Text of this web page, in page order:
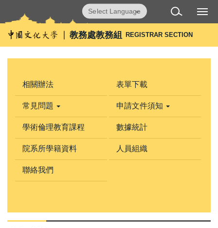
到
主
教務處教務組 REGISTRAR SECTION
Translate
相關辦法 表單下載
常見問題 申請文件須知
學術倫理教育課程 數據統計
院系所學籍資料 人員組織
聯絡我們